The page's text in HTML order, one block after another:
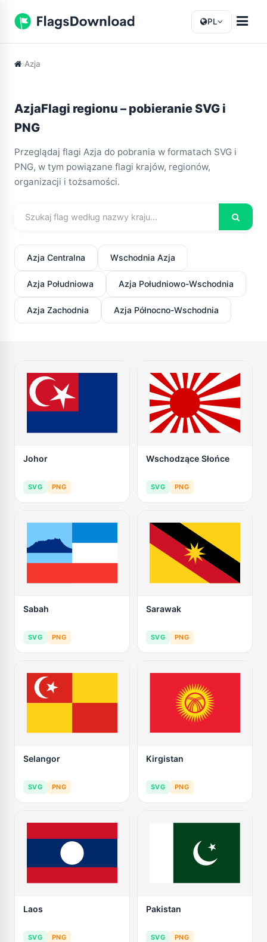
PL
Azja
AzjaFlagi regionu – pobieranie SVG i
PNG
Przeglądaj flagi Azja do pobrania w formatach SVG i
PNG, w tym powiązane flagi krajów, regionów,
organizacji i tożsamości.
Azja Centralna Wschodnia Azja
Azja Południowa Azja Południowo-Wschodnia
Azja Zachodnia Azja Północno-Wschodnia
Johor
SVG PNG
Wschodzące Słońce
SVG PNG
Sabah
SVG PNG
Sarawak
SVG PNG
Selangor
SVG PNG
Kirgistan
SVG PNG
Laos
SVG PNG
Pakistan
SVG PNG